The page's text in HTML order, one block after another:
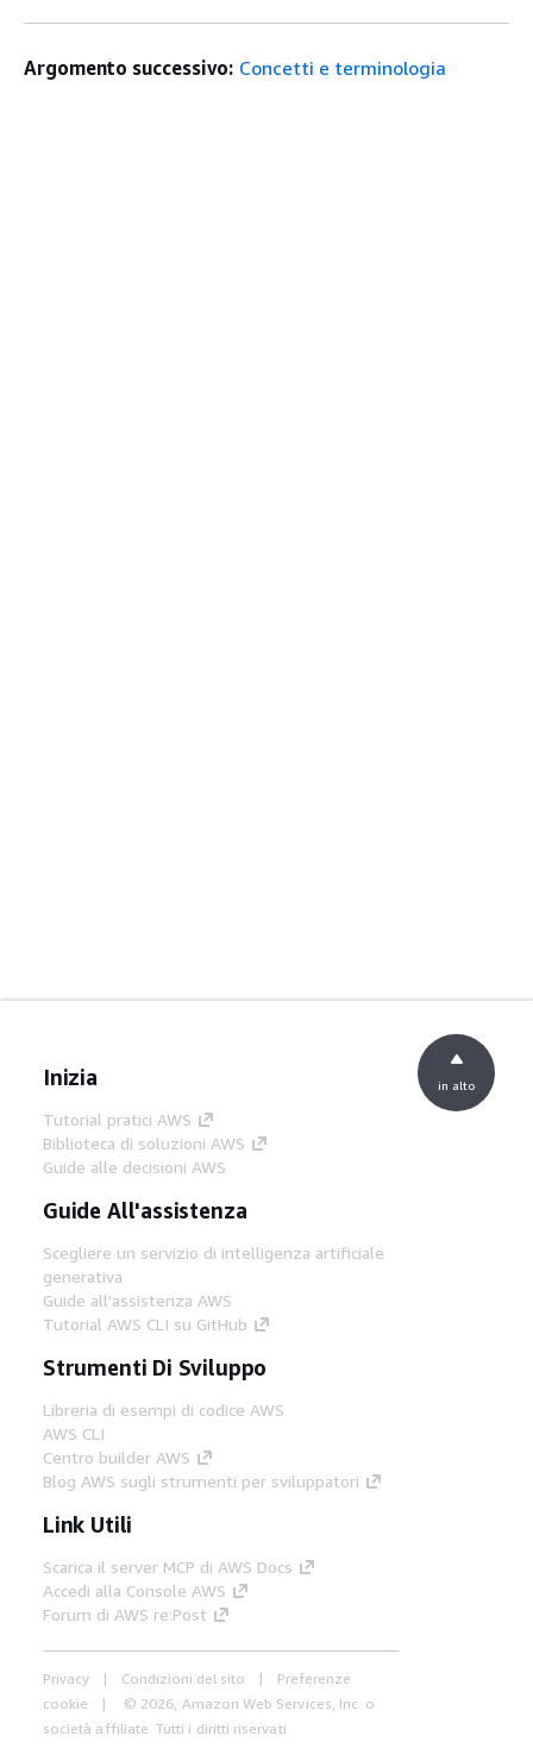
Argomento successivo: Concetti e terminologia
Inizia
Tutorial pratici AWS
Biblioteca di soluzioni AWS
Guide alle decisioni AWS
Guide All'assistenza
Scegliere un servizio di intelligenza artificiale
generativa
Guide all'assistenza AWS
Tutorial AWS CLI su GitHub
Strumenti Di Sviluppo
Libreria di esempi di codice AWS
AWS CLI
Centro builder AWS
Blog AWS sugli strumenti per sviluppatori
Link Utili
Scarica il server MCP di AWS Docs
Accedi alla Console AWS
Forum di AWS re:Post
Privacy Condizioni del sito
Preferenze
cookie
© 2026, Amazon Web Services, Inc. o
società affiliate. Tutti i diritti riservati.
in alto